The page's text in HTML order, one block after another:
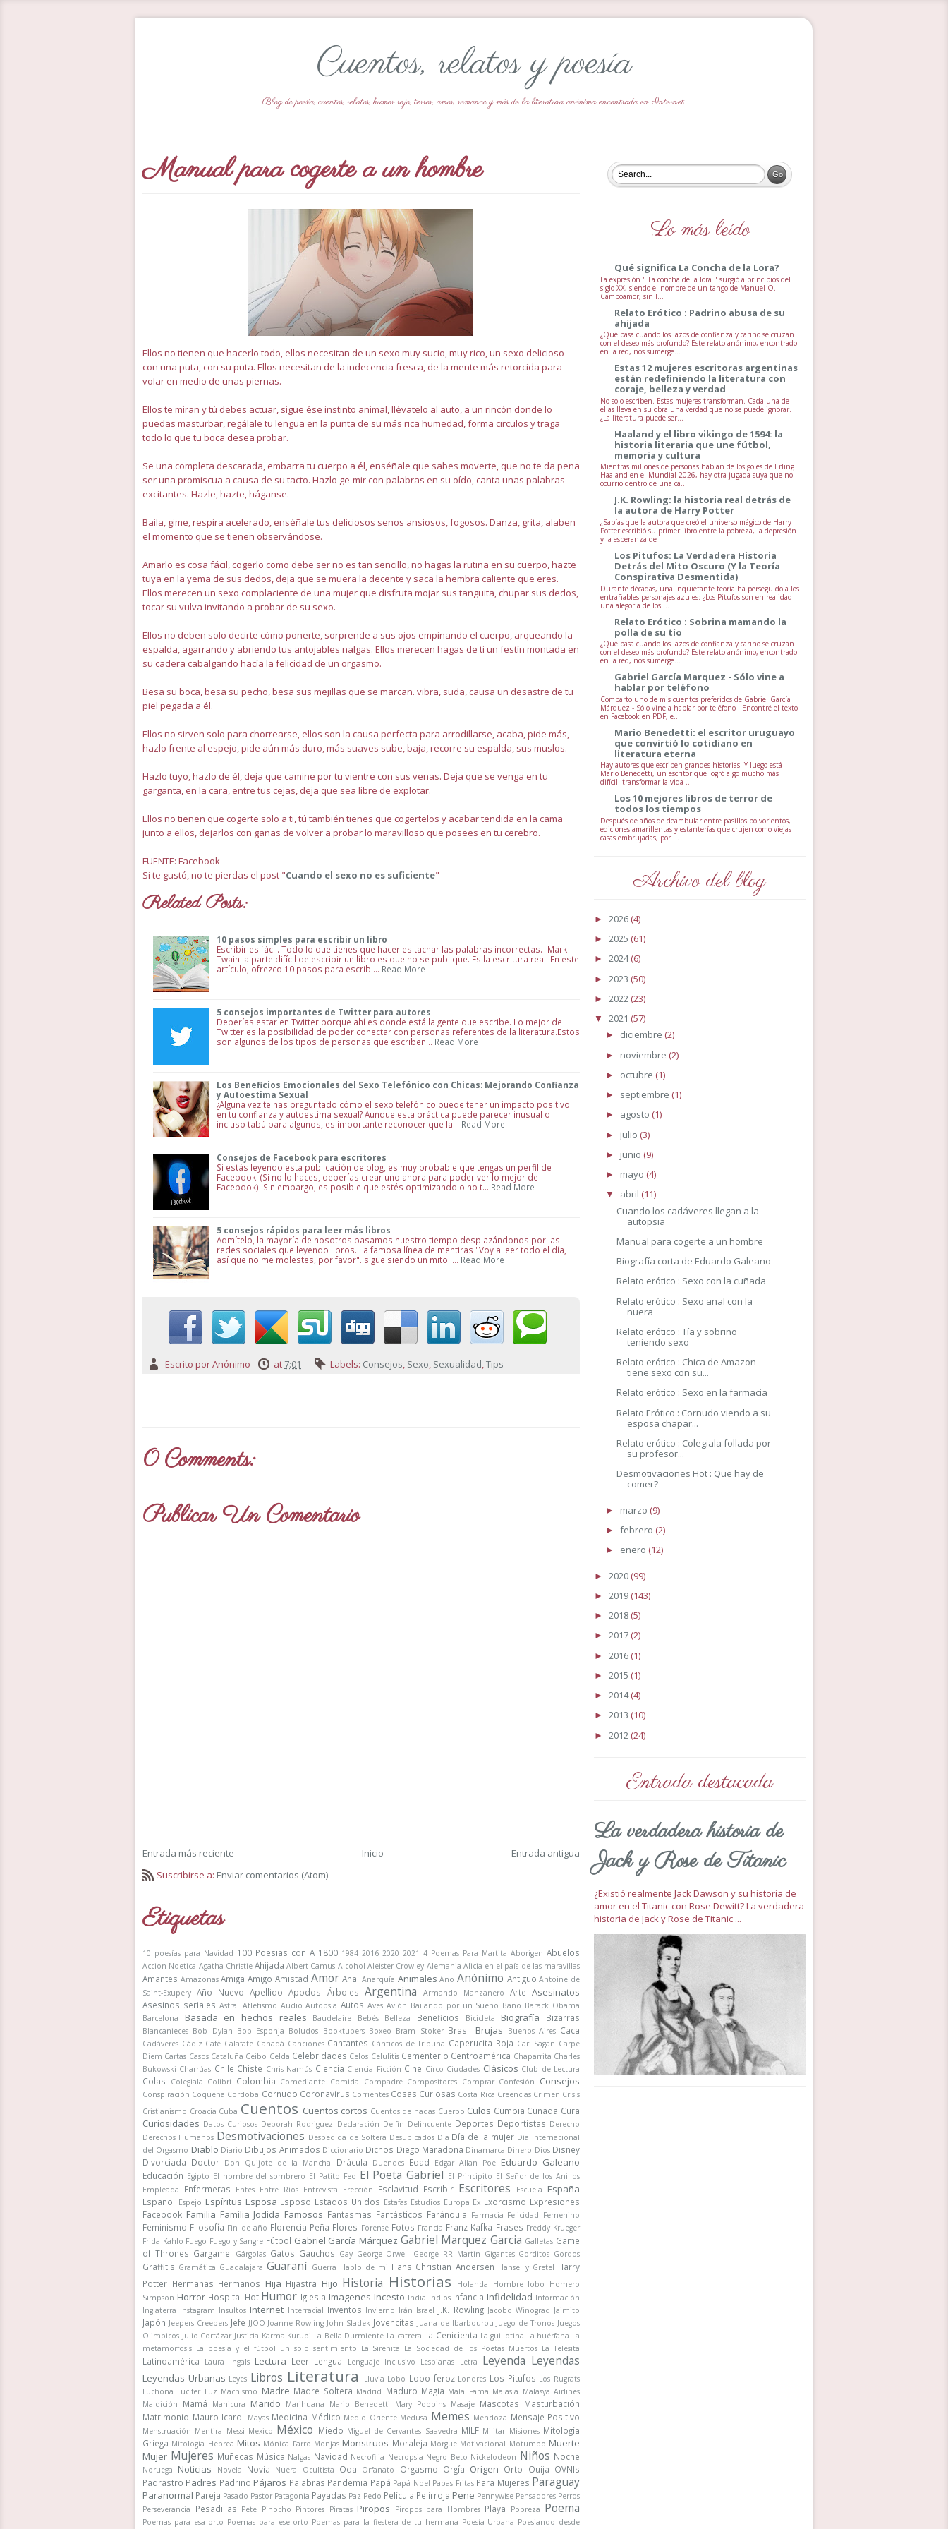
Cuentos, relatos y poesía
Blog de poesía, cuentos, relatos, humor rojo, terror, amor, romance y más de la literatura anónima encontrada en Internet.
Manual para cogerte a un hombre
Ellos no tienen que hacerlo todo, ellos necesitan de un sexo muy sucio, muy rico, un sexo delicioso
con una puta, con su puta. Ellos necesitan de la indecencia fresca, de la mente más retorcida para
volar en medio de unas piernas.
Ellos te miran y tú debes actuar, sigue ése instinto animal, llévatelo al auto, a un rincón donde lo
puedas masturbar, regálale tu lengua en la punta de su más rica humedad, forma circulos y traga
todo lo que tu boca desea probar.
Se una completa descarada, embarra tu cuerpo a él, enséñale que sabes moverte, que no te da pena
ser una promiscua a causa de su tacto. Hazlo ge-mir con palabras en su oído, canta unas palabras
excitantes. Hazle, hazte, háganse.
Baila, gime, respira acelerado, enséñale tus deliciosos senos ansiosos, fogosos. Danza, grita, alaben
el momento que se tienen observándose.
Amarlo es cosa fácil, cogerlo como debe ser no es tan sencillo, no hagas la rutina en su cuerpo, hazte
tuya en la yema de sus dedos, deja que se muera la decente y saca la hembra caliente que eres.
Ellos merecen un sexo complaciente de una mujer que disfruta mojar sus tanguita, chupar sus dedos,
tocar su vulva invitando a probar de su sexo.
Ellos no deben solo decirte cómo ponerte, sorprende a sus ojos empinando el cuerpo, arqueando la
espalda, agarrando y abriendo tus antojables nalgas. Ellos merecen hagas de ti un festín montada en
su cadera cabalgando hacía la felicidad de un orgasmo.
Besa su boca, besa su pecho, besa sus mejillas que se marcan. vibra, suda, causa un desastre de tu
piel pegada a él.
Ellos no sirven solo para chorrearse, ellos son la causa perfecta para arrodillarse, acaba, pide más,
hazlo frente al espejo, pide aún más duro, más suaves sube, baja, recorre su espalda, sus muslos.
Hazlo tuyo, hazlo de él, deja que camine por tu vientre con sus venas. Deja que se venga en tu
garganta, en la cara, entre tus cejas, deja que sea libre de explotar.
Ellos no tienen que cogerte solo a ti, tú también tienes que cogertelos y acabar tendida en la cama
junto a ellos, dejarlos con ganas de volver a probar lo maravilloso que posees en tu cerebro.
FUENTE: Facebook
Si te gustó, no te pierdas el post "Cuando el sexo no es suficiente"
Related Posts:
10 pasos simples para escribir un libro
Escribir es fácil. Todo lo que tienes que hacer es tachar las palabras incorrectas. -Mark
TwainLa parte difícil de escribir un libro es que no se publique. Es la escritura real. En este
artículo, ofrezco 10 pasos para escribi… Read More
5 consejos importantes de Twitter para autores
Deberías estar en Twitter porque ahí es donde está la gente que escribe. Lo mejor de
Twitter es la posibilidad de poder conectar con personas referentes de la literatura.Estos
son algunos de los tipos de personas que escriben… Read More
Los Beneficios Emocionales del Sexo Telefónico con Chicas: Mejorando Confianza
y Autoestima Sexual
¿Alguna vez te has preguntado cómo el sexo telefónico puede tener un impacto positivo
en tu confianza y autoestima sexual? Aunque esta práctica puede parecer inusual o
incluso tabú para algunos, es importante reconocer que la… Read More
Consejos de Facebook para escritores
Si estás leyendo esta publicación de blog, es muy probable que tengas un perfil de
Facebook. (Si no lo haces, deberías crear uno ahora para poder ver lo mejor de
Facebook). Sin embargo, es posible que estés optimizando o no t… Read More
5 consejos rápidos para leer más libros
Admítelo, la mayoría de nosotros pasamos nuestro tiempo desplazándonos por las
redes sociales que leyendo libros. La famosa línea de mentiras "Voy a leer todo el día,
así que no me molestes, por favor". sigue siendo un mito. … Read More
Escrito porAnónimo at 7:01 Labels: Consejos, Sexo, Sexualidad,Tips
0 Comments:
Publicar Un Comentario
Entrada más reciente Entrada antigua
Inicio
Suscribirse a: Enviar comentarios (Atom)
Etiquetas
10 poesías para Navidad 100 Poesias con A 1800 1984 2016 2020 2021 4 Poemas Para Martita Aborigen Abuelos
Accion Noetica Agatha Christie Ahijada Albert Camus Alcohol Aleister Crowley Alemania Alicia en el país de las maravillas
Amantes Amazonas Amiga Amigo Amistad Amor Anal Anarquía Animales Ano Anónimo Antiguo Antoine de
Saint-Exupery Año Nuevo Apellido Apodos Árboles Argentina Armando Manzanero Arte Asesinatos
Asesinos seriales Astral Atletismo Audio Autopsia Autos Aves Avión Bailando por un Sueño Baño Barack Obama
Barcelona
Basada en hechos reales Baudelaire Bebés Belleza Beneficios Bicicleta Biografía Bizarras
Blancanieces Bob Dylan Bob Esponja Boludos Booktubers Boxeo Bram Stoker Brasil Brujas Buenos Aires Caca
Cadáveres Cádiz Café Calafate Canadá Canciones Cantantes Cánticos de Tribuna Caperucita Roja Carl Sagan Carpe
Diem Cartas Casos Cataluña Ceibo Celda Celebridades Celos Celulitis Cementerio Centroamérica Chaparrita Charles
Bukowski Charrúas Chile Chiste Chris Namús Ciencia Ciencia Ficción Cine Circo Ciudades Clásicos Club de Lectura
Colas Colegiala Colibrí Colombia Comediante Comida Compadre Compositores Comprar Confesión Consejos
Conspiración Coquena Cordoba Cornudo Coronavirus Corrientes Cosas Curiosas Costa Rica Creencias Crimen Crisis
Cristianismo Croacia Cuba Cuentos Cuentos cortos Cuentos de hadas Cuerpo Culos Cumbia Cuñada Cura
Curiosidades Datos Curiosos Deborah Rodriguez Declaración Delfín Delincuente Deportes Deportistas Derecho
Derechos Humanos Desmotivaciones Despedida de Soltera Desubicados Día Día de la mujer Día Internacional
del Orgasmo Diablo Diario Dibujos Animados Diccionario Dichos Diego Maradona Dinamarca Dinero Dios Disney
Divorciada Doctor Don Quijote de la Mancha Drácula Duendes Edad Edgar Allan Poe Eduardo Galeano
Educación Egipto El hombre del sombrero El Patito Feo El Poeta Gabriel El Principito El Señor de los Anillos
Empleada
Enfermeras Entes Entre Ríos Entrevista Erección Esclavitud Escribir Escritores Escuela España
Español Espejo Espíritus Esposa Esposo Estados Unidos Estafas Estudios Europa Ex Exorcismo Expresiones
Facebook Familia Familia Jodida Famosos Fantasmas Fantásticos Farándula Farmacia Felicidad Femenino
Feminismo Filosofía Fin de año Florencia Peña Flores Forense Fotos Francia Franz Kafka Frases Freddy Krueger
Frida Kahlo Fuego Fuego y Sangre Fútbol Gabriel García Márquez Gabriel Marquez Garcia Galletas Game
of Thrones Gargamel Gárgolas Gatos Gauchos Gay George Orwell George RR Martin Gigantes Gorditos Gordos
Graffitis Gramática Guadalajara Guaraní Guerra Hablo de mi Hans Christian Andersen Hansel y Gretel Harry
Potter Hermanas Hermanos Hija Hijastra Hijo Historia Historias Holanda Hombre lobo
Homero
Simpson Horror Hospital Hot Humor Iglesia Imagenes Incesto India Indios Infancia Infidelidad Información
Inglaterra Instagram Insultos Internet Interracial Inventos Invierno Irán Israel J.K. Rowling Jacobo Winograd Jaimito
Japón Jeepers Creepers Jefe JJOO Joanne Rowling John Sladek Jovencitas Juana de Ibarbourou Juego de Tronos Juegos
Olimpicos Julio Cortázar Justicia Karma Kurupi La Bella Durmiente La catrera La Cenicienta La guillotina La huérfana La
metamorfosis La poesía y el fútbol un solo sentimiento La Sirenita La Sociedad de los Poetas Muertos La Telesita
Latinoamérica Laura Ingals Lectura Leer Lengua Lenguaje Inclusivo Lesbianas Letra Leyenda Leyendas
Leyendas Urbanas Leyes Libros Literatura Lluvia Lobo Lobo feroz Londres Los Pitufos Los Rugrats
Luchona Lucifer Luz Machismo Madre Madre Soltera Madrid Maduro Magia Mala Fama Malasia Malasya Airlines
Maldición
Mamá Manicura Marido Marihuana Mario Benedetti Mary Poppins Masaje Mascotas Masturbación
Matrimonio Mauro Icardi Mayas Medicina Médico Medio Oriente Medusa Memes Mendoza Mensaje Positivo
Menstruación Mentira Messi Mexico México Miedo Miguel de Cervantes Saavedra MILF Militar Misiones Mitología
Griega Mitología Hebrea Mitos Mónica Farro Monjas Monstruos Moraleja Morgue Motivacional Motumbo Muerte
Mujer Mujeres Muñecas Música Nalgas Navidad Necrofilia Necropsia Negro Beto Nickelodeon Niños Noche
Noruega Noticias Novela Novia Nuera Ocultista Oda Orfanato Orgasmo Orgía Origen Orto Ouija OVNIs
Padrastro Padres Padrino Pájaros Palabras Pandemia Papá Papá Noel Papas Fritas Para Mujeres Paraguay
Paranormal Pareja Pasado Pastor Patagonia Payadas Paz Pedo Película Pelirroja Pene Pennywise Pensadores Perros
Perseverancia
Pesadillas Pete Pinocho Pintores Piratas Piropos Piropos para Hombres Playa Pobreza Poema
Poemas para esa orto Poemas para ese orto Poemas para la fiestera de tu hermana Poesía Urbana Poesiando desde
Lo más leído
Qué significa La Concha de la Lora?
La expresión " La concha de la lora " surgió a principios del
siglo XX, siendo el nombre de un tango de Manuel O.
Campoamor, sin l...
Relato Erótico : Padrino abusa de su
ahijada
¿Qué pasa cuando los lazos de confianza y cariño se cruzan
con el deseo más profundo? Este relato anónimo, encontrado
en la red, nos sumerge...
Estas 12 mujeres escritoras argentinas
están redefiniendo la literatura con
coraje, belleza y verdad
No solo escriben. Estas mujeres transforman. Cada una de
ellas lleva en su obra una verdad que no se puede ignorar.
¿La literatura puede ser...
Haaland y el libro vikingo de 1594: la
historia literaria que une fútbol,
memoria y cultura
Mientras millones de personas hablan de los goles de Erling
Haaland en el Mundial 2026, hay otra jugada suya que no
ocurrió dentro de una ca...
J.K. Rowling: la historia real detrás de
la autora de Harry Potter
¿Sabías que la autora que creó el universo mágico de Harry
Potter escribió su primer libro entre la pobreza, la depresión
y la esperanza de ...
Los Pitufos: La Verdadera Historia
Detrás del Mito Oscuro (Y la Teoría
Conspirativa Desmentida)
Durante décadas, una inquietante teoría ha perseguido a los
entrañables personajes azules: ¿Los Pitufos son en realidad
una alegoría de los ...
Relato Erótico : Sobrina mamando la
polla de su tío
¿Qué pasa cuando los lazos de confianza y cariño se cruzan
con el deseo más profundo? Este relato anónimo, encontrado
en la red, nos sumerge...
Gabriel García Marquez - Sólo vine a
hablar por teléfono
Comparto uno de mis cuentos preferidos de Gabriel García
Márquez - Sólo vine a hablar por teléfono . Encontré el texto
en Facebook en PDF, e...
Mario Benedetti: el escritor uruguayo
que convirtió lo cotidiano en
literatura eterna
Hay autores que escriben grandes historias. Y luego está
Mario Benedetti, un escritor que logró algo mucho más
difícil: transformar la vida ...
Los 10 mejores libros de terror de
todos los tiempos
Después de años de deambular entre pasillos polvorientos,
ediciones amarillentas y estanterías que crujen como viejas
casas embrujadas, por ...
Archivo del blog
► 2026 (4)
► 2025 (61)
► 2024(6)
► 2023 (50)
► 2022 (23)
▼ 2021 (57)
► diciembre (2)
► noviembre (2)
► octubre (1)
► septiembre (1)
► agosto (1)
► julio (3)
► junio (9)
► mayo (4)
▼ abril (11)
Cuando los cadáveres llegan a la
autopsia
Manual para cogerte a un hombre
Biografía corta de Eduardo Galeano
Relato erótico : Sexo con la cuñada
Relato erótico : Sexo anal con la
nuera
Relato erótico : Tía y sobrino
teniendo sexo
Relato erótico : Chica de Amazon
tiene sexo con su...
Relato erótico : Sexo en la farmacia
Relato Erótico : Cornudo viendo a su
esposa chapar...
Relato erótico : Colegiala follada por
su profesor...
Desmotivaciones Hot : Que hay de
comer?
► marzo (9)
► febrero (2)
► enero (12)
► 2020 (99)
► 2019 (143)
► 2018 (5)
► 2017 (2)
► 2016 (1)
► 2015 (1)
► 2014(4)
► 2013 (10)
► 2012 (24)
Entrada destacada
La verdadera historia de
Jack y Rose de Titanic
¿Existió realmente Jack Dawson y su historia de
amor en el Titanic con Rose Dewitt? La verdadera
historia de Jack y Rose de Titanic ...